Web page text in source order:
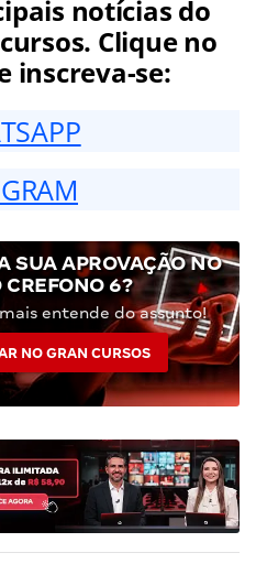
notícias do
Clique no
inscreva-se:
SUA APROVAÇÃO NO
CREFONO 6?
entende do assunto!
NO GRAN CURSOS